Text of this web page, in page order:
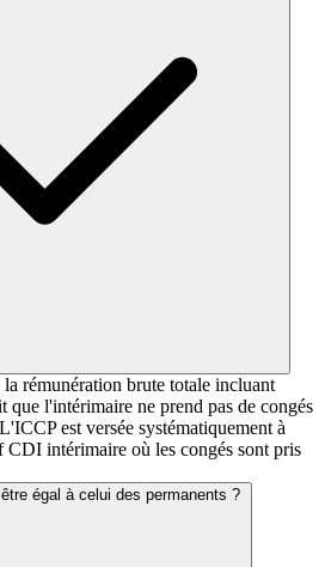
rémunération brute totale incluant
l'intérimaire ne prend pas de congés
est versée systématiquement à
CDI intérimaire où les congés sont pris
égal à celui des permanents ?